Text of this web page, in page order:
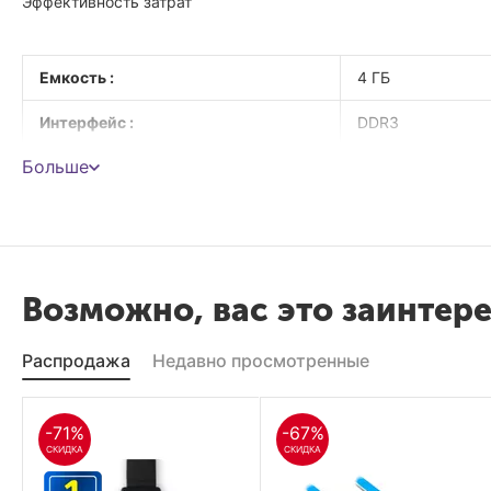
Емкость : 4 ГБ
Интерфейс : DDR3
Частота :
Больше
Возможно, вас это
Распродажа Недавно просмотренные
-71%
СКИДКА
-67%
СКИДКА